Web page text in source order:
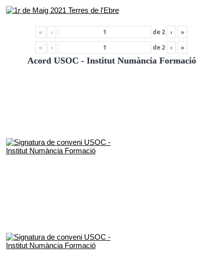
« ‹ de2 ›
»
«
‹ de2 › »
Acord USOC - Institut Numància Formació